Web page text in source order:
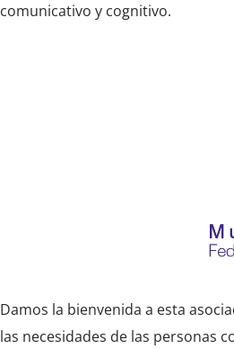
comunicativo y cognitivo.
Damos la bienvenida a esta
las necesidades de las personas